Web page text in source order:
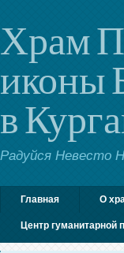
Храм
иконы
в
Радуйся Невесто
Главная О
Центр